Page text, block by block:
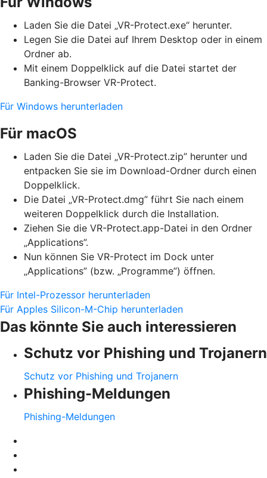
Laden Sie die Datei „VR-Protect.exe“ herunter.
Legen Sie die Datei auf Ihrem Desktop oder in einem
Ordner ab.
Mit einem Doppelklick auf die Datei startet der
Banking-Browser VR-Protect.
Für Windows herunterladen
Für macOS
Laden Sie die Datei „VR-Protect.zip” herunter und
entpacken Sie sie im Download-Ordner durch einen
Doppelklick.
Die Datei „VR-Protect.dmg” führt Sie nach einem
weiteren Doppelklick durch die Installation.
Ziehen Sie die VR-Protect.app-Datei in den Ordner
„Applications”.
Nun können Sie VR-Protect im Dock unter
„Applications” (bzw. „Programme”) öffnen.
Für Intel-Prozessor herunterladen
Für Apples Silicon-M-Chip herunterladen
Das könnte Sie auch interessieren
Schutz vor Phishing und Trojanern
Schutz vor Phishing und Trojanern
Phishing-Meldungen
Phishing-Meldungen